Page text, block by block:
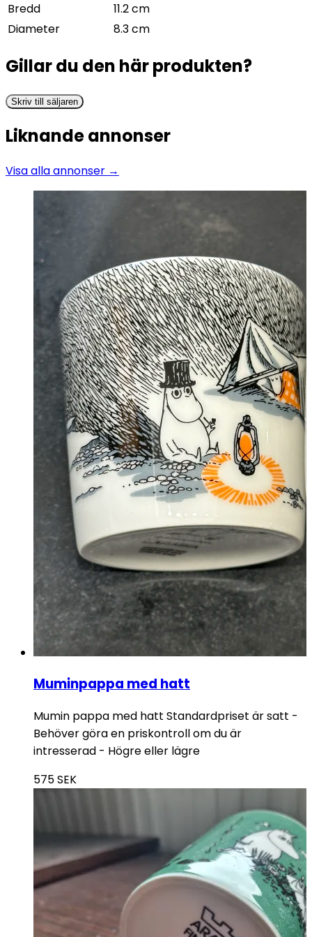
Bredd
11.2 cm
Diameter
8.3 cm
Gillar du den här produkten?
Skriv till säljaren
Liknande annonser
Visa alla annonser →
Muminpappa med hatt
Mumin pappa med hatt Standardpriset är satt -
Behöver göra en priskontroll om du är
intresserad - Högre eller lägre
575SEK